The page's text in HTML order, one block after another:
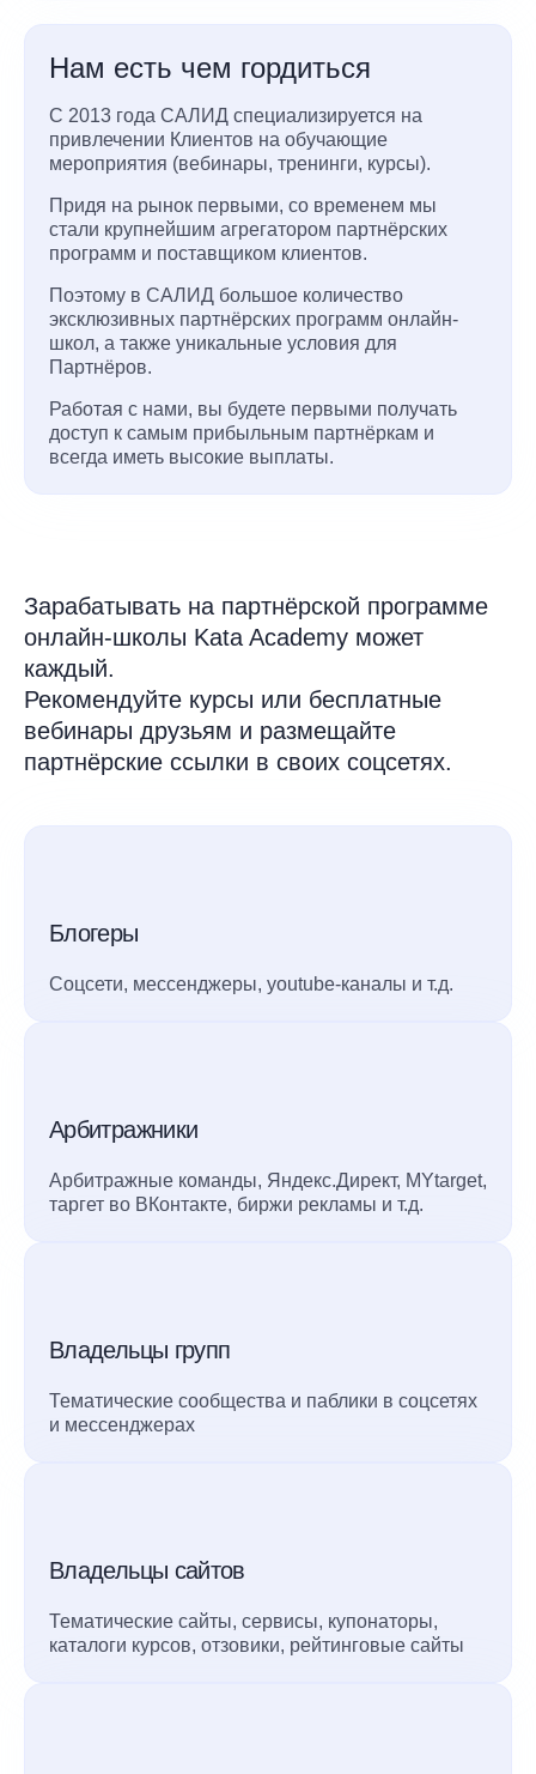
Нам есть чем гордиться
С 2013 года САЛИД специализируется на
привлечении Клиентов на обучающие
мероприятия (вебинары, тренинги, курсы).
Придя на рынок первыми, со временем мы
стали крупнейшим агрегатором партнёрских
программ и поставщиком клиентов.
Поэтому в САЛИД большое количество
эксклюзивных партнёрских программ онлайн-
школ, а также уникальные условия для
Партнёров.
Работая с нами, вы будете первыми получать
доступ к самым прибыльным партнёркам и
всегда иметь высокие выплаты.
Зарабатывать на партнёрской программе
онлайн-школы Kata Academy может
каждый.
Рекомендуйте курсы или бесплатные
вебинары друзьям и размещайте
партнёрские ссылки в своих соцсетях.
Блогеры
Соцсети, мессенджеры, youtube-каналы и т.д.
Арбитражники
Арбитражные команды, Яндекс.Директ, MYtarget,
таргет во ВКонтакте, биржи рекламы и т.д.
Владельцы групп
Тематические сообщества и паблики в соцсетях
и мессенджерах
Владельцы сайтов
Тематические сайты, сервисы, купонаторы,
каталоги курсов, отзовики, рейтинговые сайты